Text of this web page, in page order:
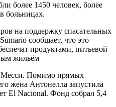
более 1450 человек, более
больницах.
на поддержку спасательных
сообщает, что это
продуктами, питьевой
жильём
Месси. Помимо прямых
жена Антонелла запустила
El Nacional. Фонд собрал 5,4